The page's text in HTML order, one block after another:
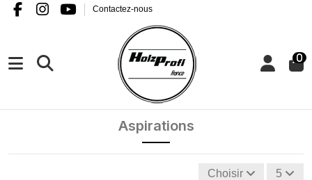
Contactez-nous
0
Aspirations
Choisir 5